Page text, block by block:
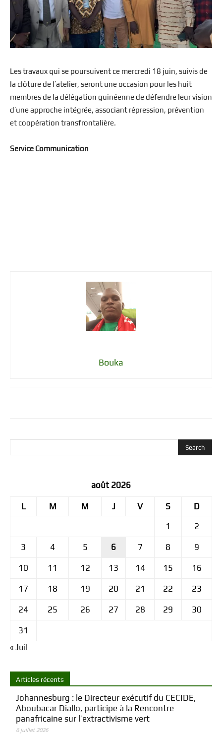
Les travaux qui se poursuivent ce mercredi 18 juin, suivis de
la clôture de l’atelier, seront une occasion pour les huit
membres de la délégation guinéenne de défendre leur vision
d’une approche intégrée, associant répression, prévention
et coopération transfrontalière.
Service Communication
Bouka
août 2026
L M M J V S
D
1
2
3 4 5 6 7 8 9
10 11 12 13 14 15 16
17 18 19 20 21 22 23
24 25 26 27 28 29 30
31
« Juil
Articles récents
Johannesburg : le Directeur exécutif du CECIDE,
Aboubacar Diallo, participe à la Rencontre
panafricaine sur l’extractivisme vert
6 juillet 2026